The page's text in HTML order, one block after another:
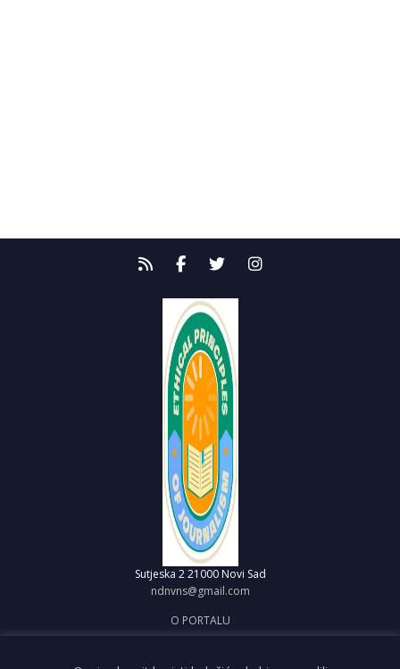
Sutjeska 2 21000 Novi Sad
ndnvns@gmail.com
O PORTALU